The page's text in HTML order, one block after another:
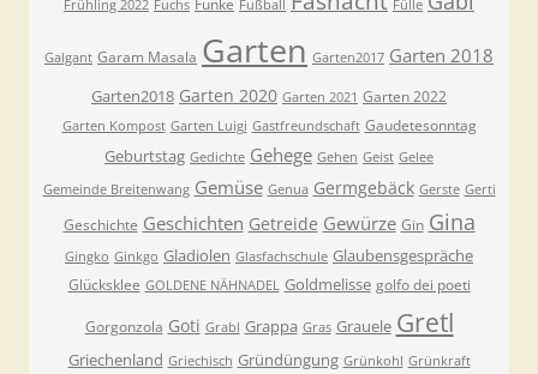
Frühling 2022 Fuchs Funke Fußball Fülle
Galgant Garam Masala Garten Garten2017 Garten 2018
Garten2018 Garten 2020 Garten 2021 Garten 2022
Garten Kompost Garten Luigi Gastfreundschaft Gaudetesonntag
Geburtstag Gedichte Gehege Gehen Geist Gelee
Gemeinde Breitenwang Gemüse Genua Germgebäck Gerste Gerti
Geschichte Geschichten Getreide Gewürze Gin Gina
Gingko Ginkgo Gladiolen Glasfachschule Glaubensgespräche
Glücksklee GOLDENE NÄHNADEL Goldmelisse golfo dei poeti
Gorgonzola Goti Grabl Grappa Gras Grauele Gretl
Griechenland Griechisch Gründüngung Grünkohl Grünkraft